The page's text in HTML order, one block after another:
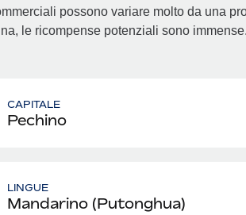
possono variare molto da una
le ricompense potenziali sono immense.
CAPITALE
Pechino
LINGUE
Mandarino (Putonghua)